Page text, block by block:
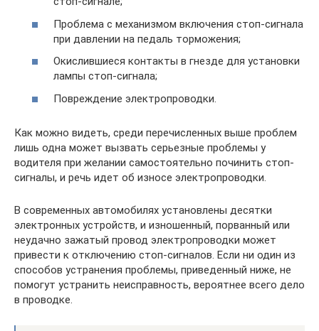
Проблема с механизмом включения стоп-сигнала
при давлении на педаль торможения;
Окислившиеся контакты в гнезде для установки
лампы стоп-сигнала;
Повреждение электропроводки.
Как можно видеть, среди перечисленных выше проблем
лишь одна может вызвать серьезные проблемы у
водителя при желании самостоятельно починить стоп-
сигналы, и речь идет об износе электропроводки.
В современных автомобилях установлены десятки
электронных устройств, и изношенный, порванный или
неудачно зажатый провод электропроводки может
привести к отключению стоп-сигналов. Если ни один из
способов устранения проблемы, приведенный ниже, не
помогут устранить неисправность, вероятнее всего дело
в проводке.